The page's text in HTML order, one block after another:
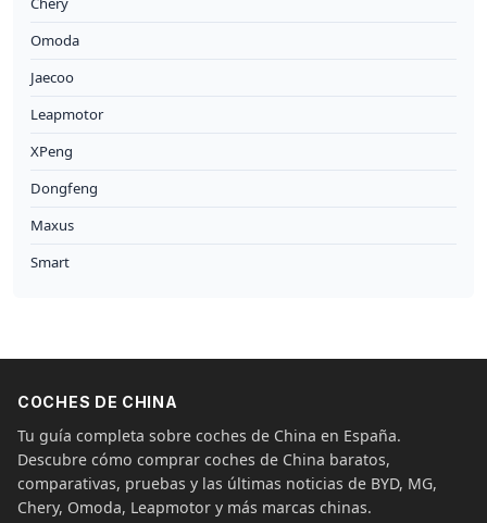
Omoda
Jaecoo
Leapmotor
XPeng
Dongfeng
Maxus
Smart
COCHES DE CHINA
Tu guía completa sobre coches de China en España.
Descubre cómo comprar coches de China baratos,
comparativas, pruebas y las últimas noticias de BYD, MG,
Chery, Omoda, Leapmotor y más marcas chinas.